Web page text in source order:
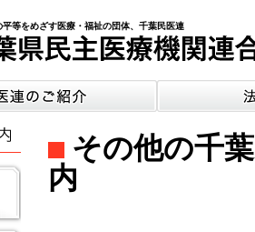
平等をめざす医療・福祉の団体、千葉民医連
その他の千
内